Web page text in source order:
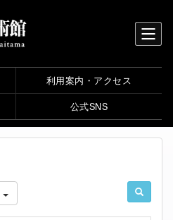
利用案内・アクセス
公式SNS